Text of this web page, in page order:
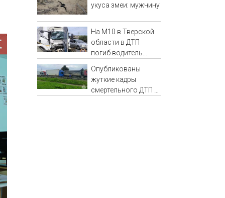
укуса змеи: мужчину
На М10 в Тверской
области в ДТП
погиб водитель
Новости Твери и
городов Тверской
области сегодня -
Опубликованы
жуткие кадры
смертельного ДТП в